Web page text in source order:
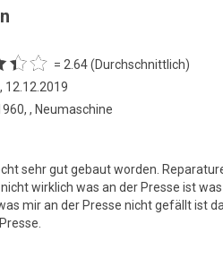
= 2.64 (Durchschnittlich)
, 12.12.2019
, Neumaschine
sehr gut gebaut worden.
wirklich was an der Presse ist
mir an der Presse nicht gefällt ist